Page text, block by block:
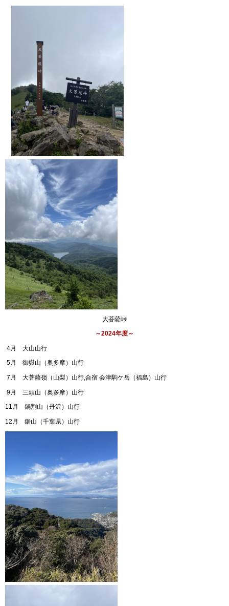
大菩薩峠
～2024年度～
4月 大山山行
5月 御嶽山（奥多摩）山行
7月 大菩薩嶺（山梨）山行,合宿 会津駒ケ岳（福島）山行
9月 三頭山（奥多摩）山行
11月 鍋割山（丹沢）山行
12月 鋸山（千葉県）山行